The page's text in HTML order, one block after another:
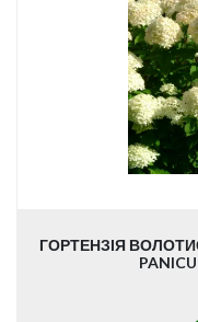
ГОРТЕНЗІЯ